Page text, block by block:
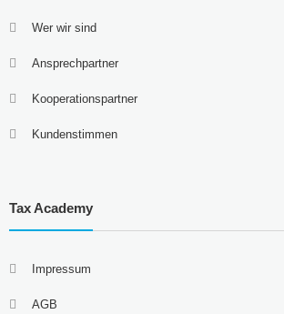
Wer wir sind
Ansprechpartner
Kooperationspartner
Kundenstimmen
Tax Academy
Impressum
AGB